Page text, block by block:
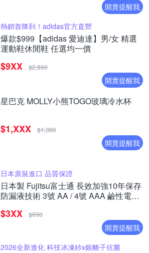
開賣提醒我
熱銷首降到！adidas官方直營
爆款$999【adidas 愛迪達】男/女 精選
運動鞋休閒鞋 任選均一價
$9XX $2,890
開賣提醒我
星巴克 MOLLY小熊TOGO玻璃冷水杯
$1,XXX $1,380
開賣提醒我
日本原裝進口 品質保證
日本製 Fujitsu富士通 長效加強10年保存
防漏液技術 3號 AA / 4號 AAA 鹼性電池
$3XX $690
開賣提醒我
2026全新進化 科技冰凍紗x銀離子抗菌